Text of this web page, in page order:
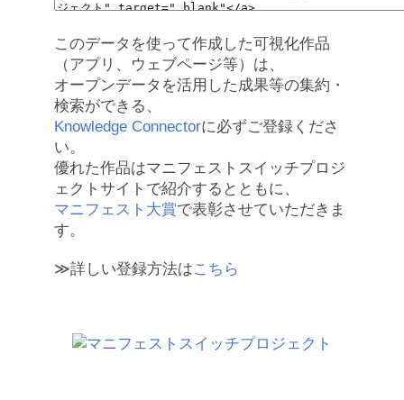
このデータを使って作成した可視化作品
（アプリ、ウェブページ等）は、
オープンデータを活用した成果等の集約・
検索ができる、
Knowledge Connectorに必ずご登録くださ
い。
優れた作品はマニフェストスイッチプロジ
ェクトサイトで紹介するとともに、
マニフェスト大賞で表彰させていただきま
す。
≫詳しい登録方法はこちら